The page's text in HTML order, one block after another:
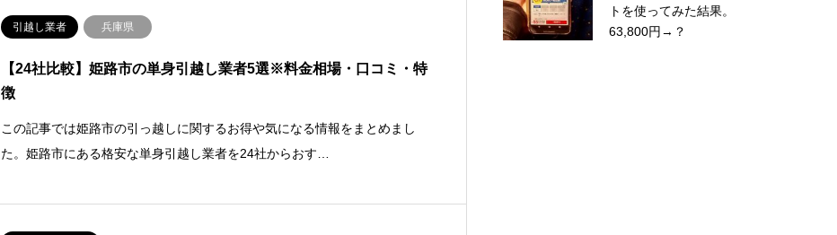
引越し業者 兵庫県
【24社比較】姫路市の単身引越し業者5選※料金相場・口コミ・特
徴
この記事では姫路市の引っ越しに関するお得や気になる情報をまとめまし
た。姫路市にある格安な単身引越し業者を24社からおす…
トを使ってみた結果。
63,800円→？